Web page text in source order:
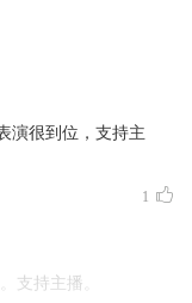
演很到位，支持主
1
支持主播。